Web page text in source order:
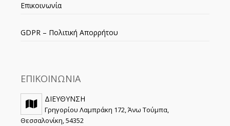
Επικοινωνία
GDPR – Πολιτική Απορρήτου
ΕΠΙΚΟΙΝΩΝΙΑ
ΔΙΕΥΘΥΝΣΗ
Γρηγορίου Λαμπράκη 172, Άνω Τούμπα,
Θεσσαλονίκη, 54352